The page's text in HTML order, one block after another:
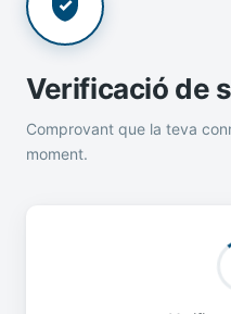
Verificació de
Comprovant que la teva
moment.